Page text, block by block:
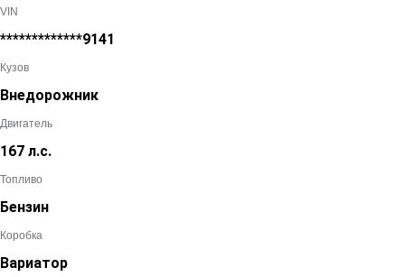
VIN
*************9141
Кузов
Внедорожник
Двигатель
167 л.с.
Топливо
Бензин
Коробка
Вариатор